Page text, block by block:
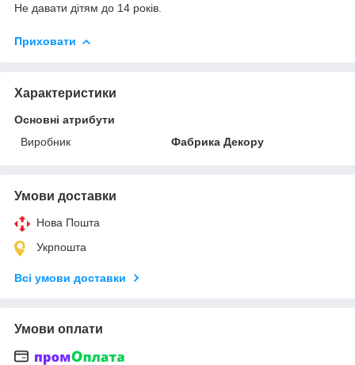
Не давати дітям до 14 років.
Приховати
Характеристики
Основні атрибути
Виробник
Фабрика Декору
Умови доставки
Нова Пошта
Укрпошта
Всі умови доставки
Умови оплати